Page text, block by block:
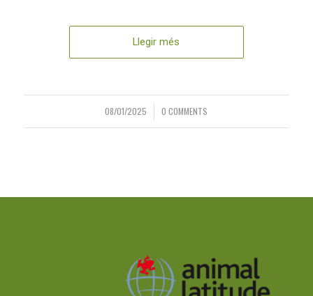
Llegir més
08/01/2025
/ 0 COMMENTS